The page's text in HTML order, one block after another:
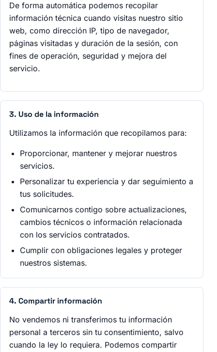
De forma automática podemos recopilar
información técnica cuando visitas nuestro sitio
web, como dirección IP, tipo de navegador,
páginas visitadas y duración de la sesión, con
fines de operación, seguridad y mejora del
servicio.
3. Uso de la información
Utilizamos la información que recopilamos para:
Proporcionar, mantener y mejorar nuestros
servicios.
Personalizar tu experiencia y dar seguimiento a
tus solicitudes.
Comunicarnos contigo sobre actualizaciones,
cambios técnicos o información relacionada
con los servicios contratados.
Cumplir con obligaciones legales y proteger
nuestros sistemas.
4. Compartir información
No vendemos ni transferimos tu información
personal a terceros sin tu consentimiento, salvo
cuando la ley lo requiera. Podemos compartir